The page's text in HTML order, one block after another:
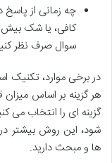
چه زمانی از
کافی، یا شک بیش
سوال صرف نظر
در برخی موارد، تکنیک
گزینه ای را انتخاب می
شود، این روش بیشتر در
ها و مبحث دارید.